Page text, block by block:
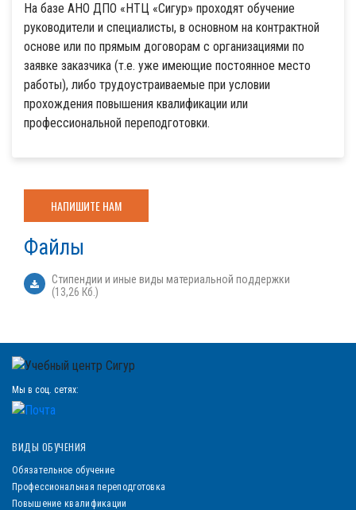
На базе АНО ДПО «НТЦ «Сигур» проходят обучение
руководители и специалисты, в основном на контрактной
основе или по прямым договорам с организациями по
заявке заказчика (т.е. уже имеющие постоянное место
работы), либо трудоустраиваемые при условии
прохождения повышения квалификации или
профессиональной переподготовки.
НАПИШИТЕ НАМ
Файлы
Стипендии и иные виды материальной поддержки
(13,26 Кб.)
Мы в соц. сетях:
ВИДЫ ОБУЧЕНИЯ
Обязательное обучение
Профессиональная переподготовка
Повышение квалификации